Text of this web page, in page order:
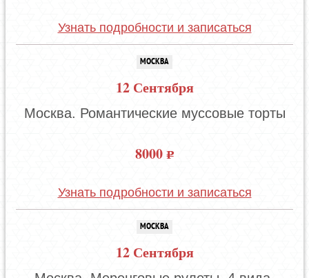
Узнать подробности и записаться
МОСКВА
12 Сентября
Москва. Романтические муссовые торты
8000
Узнать подробности и записаться
МОСКВА
12 Сентября